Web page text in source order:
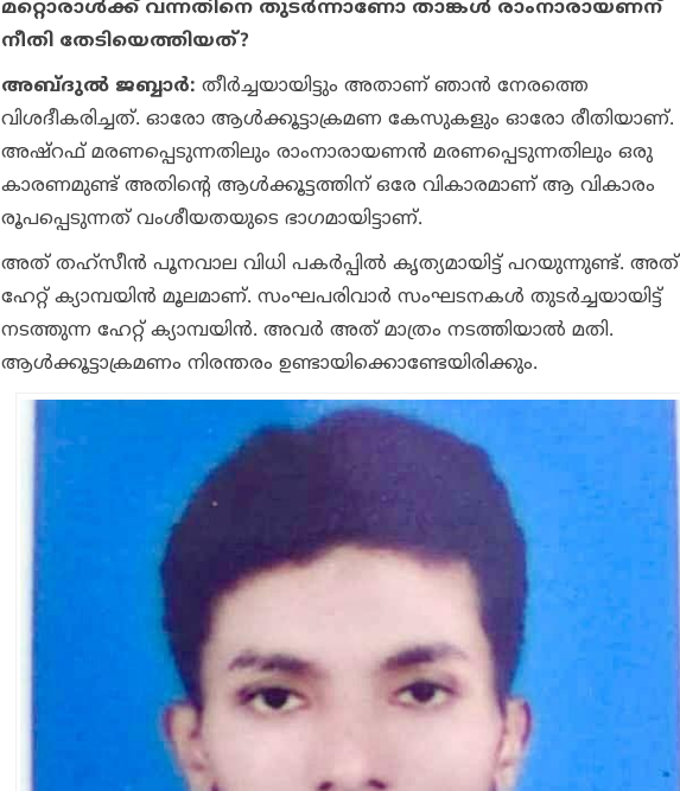
മറ്റൊരാൾക്ക് വന്നതിനെ തുടർന്നാണോ താങ്കൾ രാംനാരായണന്
നീതി തേടിയെത്തിയത്?
അബ്ദുൽ ജബ്ബാർ: തീർച്ചയായിട്ടും അതാണ് ഞാൻ നേരത്തെ
വിശദീകരിച്ചത്. ഓരോ ആൾക്കൂട്ടാക്രമണ കേസുകളും ഓരോ രീതിയാണ്.
അഷ്റഫ് മരണപ്പെടുന്നതിലും രാംനാരായണൻ മരണപ്പെടുന്നതിലും ഒരു
കാരണമുണ്ട് അതിന്റെ ആൾക്കൂട്ടത്തിന് ഒരേ വികാരമാണ് ആ വികാരം
രൂപപ്പെടുന്നത് വംശീയതയുടെ ഭാഗമായിട്ടാണ്.
അത് തഹ്സീൻ പൂനവാല വിധി പകർപ്പിൽ കൃത്യമായിട്ട് പറയുന്നുണ്ട്. അത്
ഹേറ്റ് ക്യാമ്പയിൻ മൂലമാണ്. സംഘപരിവാർ സംഘടനകൾ തുടർച്ചയായിട്ട്
നടത്തുന്ന ഹേറ്റ് ക്യാമ്പയിൻ. അവർ അത് മാത്രം നടത്തിയാൽ മതി.
ആൾക്കൂട്ടാക്രമണം നിരന്തരം ഉണ്ടായിക്കൊണ്ടേയിരിക്കും.